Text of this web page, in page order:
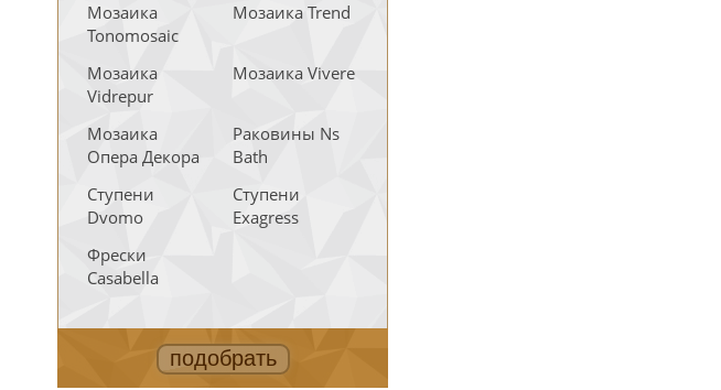
Мозаика
Tonomosaic
Мозаика Trend
Мозаика
Vidrepur
Мозаика Vivere
Мозаика
Опера Декора
Раковины Ns
Bath
Ступени
Dvomo
Ступени
Exagress
Фрески
Casabella